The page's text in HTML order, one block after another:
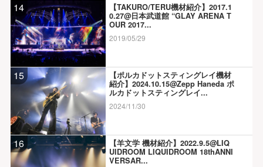
14
【TAKURO/TERU機材紹介】2017.1
0.27@日本武道館 “GLAY ARENA T
OUR 2017...
2019/05/29
15
【ポルカドットスティングレイ機材
紹介】2024.10.15@Zepp Haneda ポ
ルカドットスティングレイ...
2024/11/30
16
【羊文学 機材紹介】2022.9.5@LIQ
UIDROOM LIQUIDROOM 18thANNI
VERSAR...